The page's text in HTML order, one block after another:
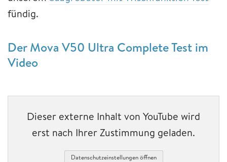
fündig.
Der Mova V50 Ultra Complete Test im
Video
Dieser externe Inhalt von YouTube wird
erst nach Ihrer Zustimmung geladen.
Datenschutzeinstellungen öffnen